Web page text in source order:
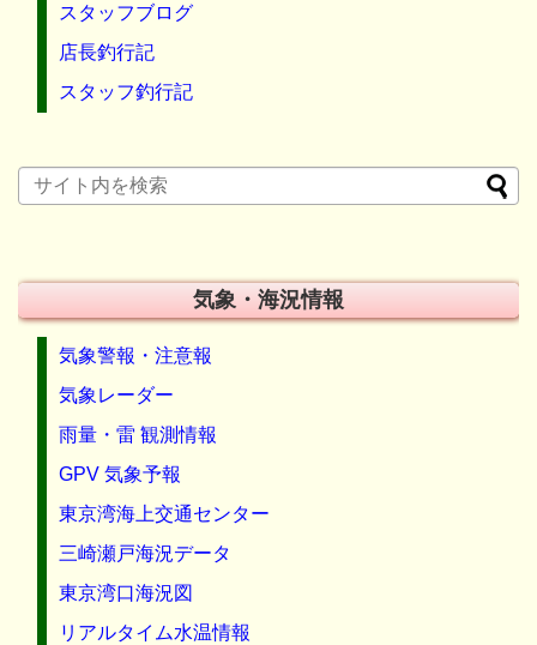
スタッフブログ
店長釣行記
スタッフ釣行記
気象・海況情報
気象警報・注意報
気象レーダー
雨量・雷 観測情報
GPV 気象予報
東京湾海上交通センター
三崎瀬戸海況データ
東京湾口海況図
リアルタイム水温情報